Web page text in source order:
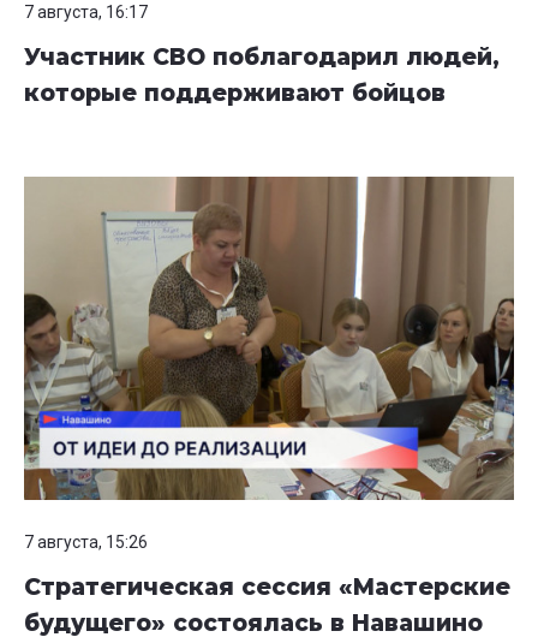
7 августа, 16:17
Участник СВО поблагодарил людей,
которые поддерживают бойцов
7 августа, 15:26
Стратегическая сессия «Мастерские
будущего» состоялась в Навашино